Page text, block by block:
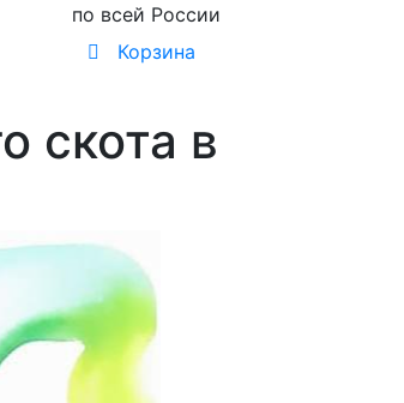
по всей России
Корзина
скота в